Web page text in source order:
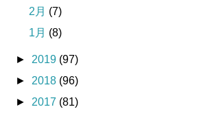
2月 (7)
1月 (8)
► 2019 (97)
► 2018 (96)
► 2017 (81)